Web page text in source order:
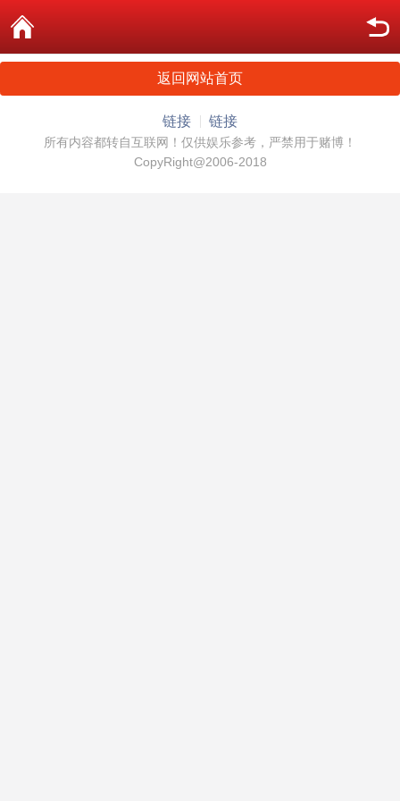
返回网站首页
链接 链接
所有内容都转自互联网！仅供娱乐参考，严禁用于赌博！
CopyRight@2006-2018